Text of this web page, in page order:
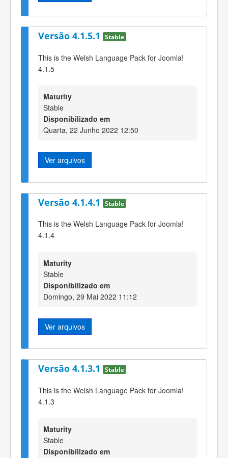
Versão 4.1.5.1 Stable
This is the Welsh Language Pack for Joomla!
4.1.5
Maturity
Stable
Disponibilizado em
Quarta, 22 Junho 2022 12:50
Ver arquivos
Versão 4.1.4.1 Stable
This is the Welsh Language Pack for Joomla!
4.1.4
Maturity
Stable
Disponibilizado em
Domingo, 29 Mai 2022 11:12
Ver arquivos
Versão 4.1.3.1 Stable
This is the Welsh Language Pack for Joomla!
4.1.3
Maturity
Stable
Disponibilizado em